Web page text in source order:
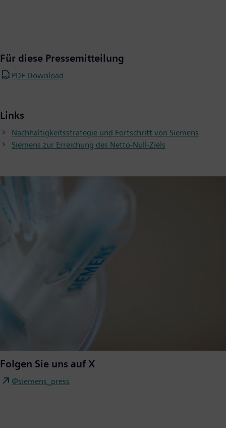
Für diese Pressemitteilung
PDF Download
Links
Nachhaltigkeitsstrategie und Fortschritt von Siemens
Siemens zur Erreichung des Netto-Null-Ziels
Folgen Sie uns auf X
@siemens_press